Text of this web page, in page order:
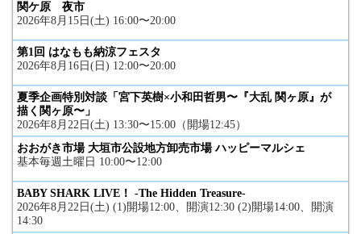
関ケ原 夜市
2026年8月15日(土) 16:00〜20:00
第1回 はなもも納涼フェスタ
2026年8月16日(日) 12:00〜20:00
夏季企画特別対談「宮下英樹×小和田哲男〜『大乱 関ヶ原』が
描く関ヶ原〜」
2026年8月22日(土) 13:30〜15:00（開場12:45）
おおがき市場 大垣市公設地方卸売市場 ハッピーマルシェ
基本毎週土曜日 10:00〜12:00
BABY SHARK LIVE！ -The Hidden Treasure-
2026年8月22日(土) (1)開場12:00、開演12:30 (2)開場14:00、開演
14:30